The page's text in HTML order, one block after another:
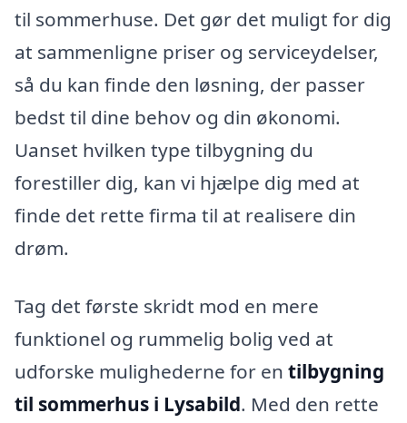
til sommerhuse. Det gør det muligt for dig
at sammenligne priser og serviceydelser,
så du kan finde den løsning, der passer
bedst til dine behov og din økonomi.
Uanset hvilken type tilbygning du
forestiller dig, kan vi hjælpe dig med at
finde det rette firma til at realisere din
drøm.
Tag det første skridt mod en mere
funktionel og rummelig bolig ved at
udforske mulighederne for en tilbygning
til sommerhus i Lysabild. Med den rette